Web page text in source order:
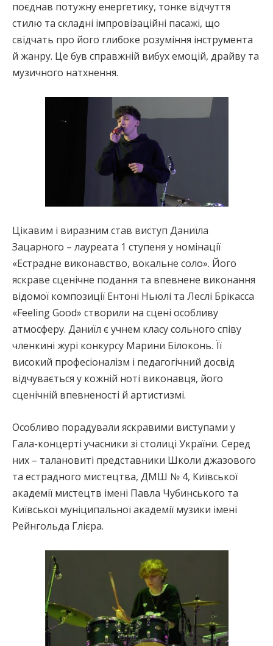
поєднав потужну енергетику, тонке відчуття
стилю та складні імпровізаційні пасажі, що
свідчать про його глибоке розуміння інструмента
й жанру. Це був справжній вибух емоцій, драйву та
музичного натхнення.
Цікавим і виразним став виступ Даниїла
Зацарного – лауреата 1 ступеня у номінації
«Естрадне виконавство, вокальне соло». Його
яскраве сценічне подання та впевнене виконання
відомої композиції Ентоні Ньюлі та Леслі Брікасса
«Feeling Good» створили на сцені особливу
атмосферу. Даниїл є учнем класу сольного співу
членкині журі конкурсу Марини Білоконь. Її
високий професіоналізм і педагогічний досвід
відчувається у кожній ноті виконавця, його
сценічній впевненості й артистизмі.
Особливо порадували яскравими виступами у
Гала-концерті учасники зі столиці України. Серед
них – талановиті представники Школи джазового
та естрадного мистецтва, ДМШ № 4, Київської
академії мистецтв імені Павла Чубинського та
Київської муніципальної академії музики імені
Рейнгольда Глієра.